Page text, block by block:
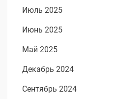
Июль 2025
Июнь 2025
Май 2025
Декабрь 2024
Сентябрь 2024